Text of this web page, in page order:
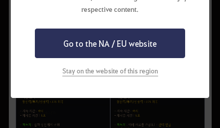
respective content.
Go to the NA / EU website
Stay on the website of this region
약초수는 간이 연금을 통해 더욱 많은 기술 자원을 회복할 수 있는 농축 약초수,
고농축 약초수, 정제된 약초수로 가공할 수도 있습니다.